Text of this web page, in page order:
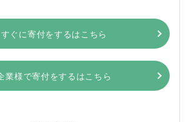
すぐに寄付をするはこちら
業様で寄付をするはこちら